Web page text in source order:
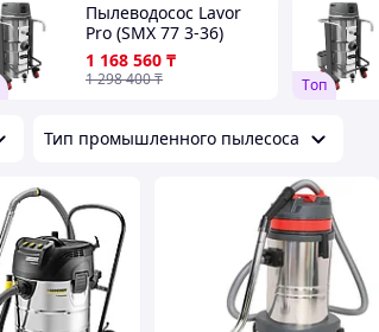
Пылеводосос Lavor
Pro (SMX 77 3-36)
1 168 560 ₸
1 298 400₸ Tоп
Тип промышленного пылесоса